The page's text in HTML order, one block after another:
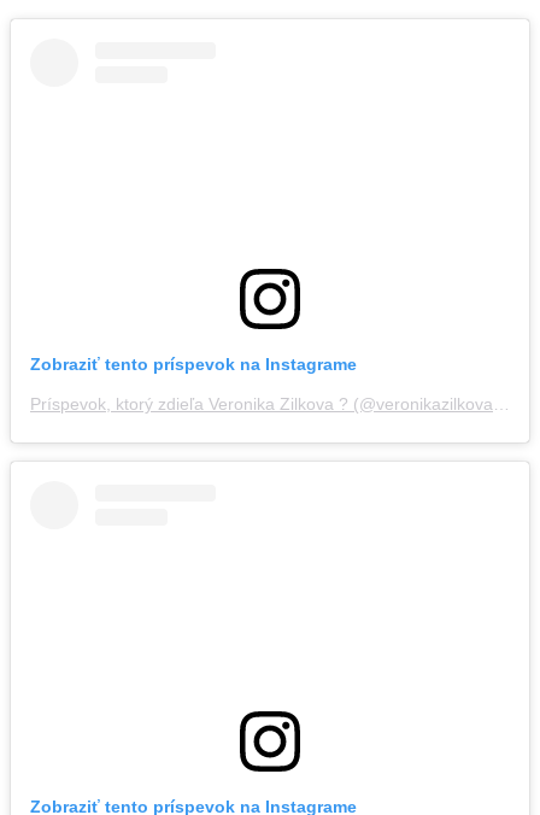
Zobraziť tento príspevok na Instagrame
Zobraziť tento príspevok na Instagrame